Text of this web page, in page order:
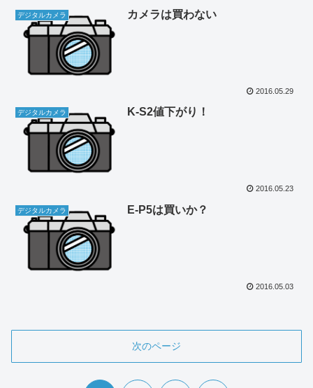
デジタルカメラ カメラは買わない
2016.05.29
デジタルカメラ K-S2値下がり！
2016.05.23
デジタルカメラ E-P5は買いか？
2016.05.03
次のページ